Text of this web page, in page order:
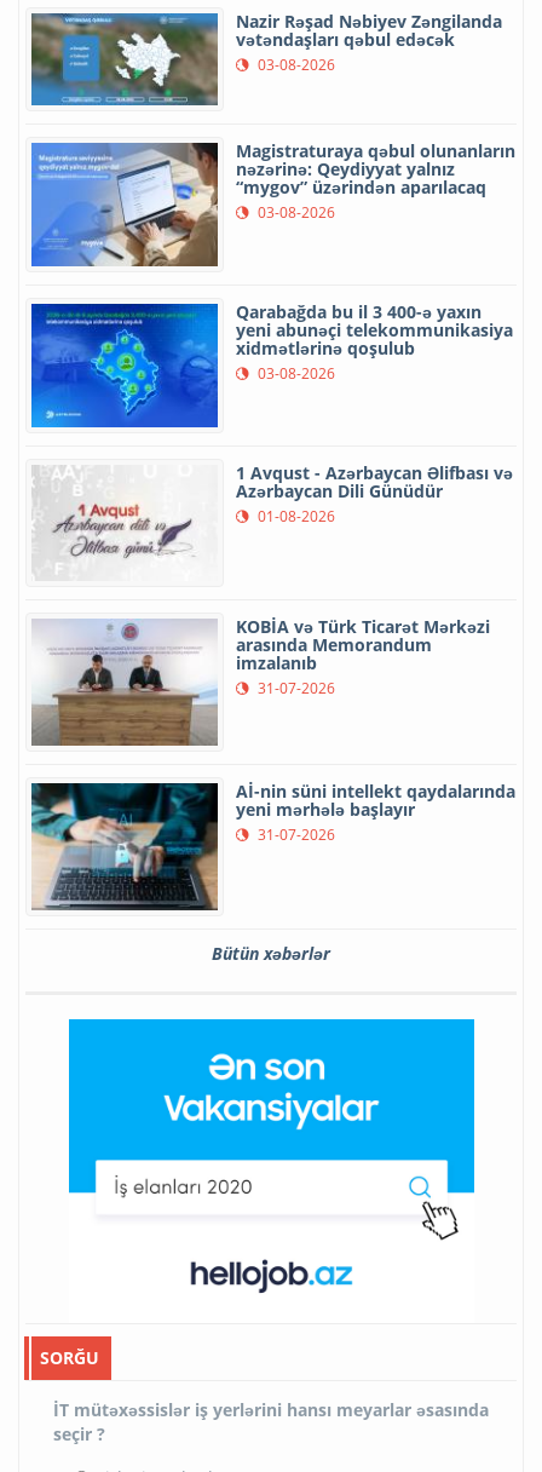
Nazir Rəşad Nəbiyev Zəngilanda
vətəndaşları qəbul edəcək
03-08-2026
Magistraturaya qəbul olunanların
nəzərinə: Qeydiyyat yalnız
“mygov” üzərindən aparılacaq
03-08-2026
Qarabağda bu il 3 400-ə yaxın
yeni abunəçi telekommunikasiya
xidmətlərinə qoşulub
03-08-2026
1 Avqust - Azərbaycan Əlifbası və
Azərbaycan Dili Günüdür
01-08-2026
KOBİA və Türk Ticarət Mərkəzi
arasında Memorandum
imzalanıb
31-07-2026
Aİ-nin süni intellekt qaydalarında
yeni mərhələ başlayır
31-07-2026
Bütün xəbərlər
SORĞU
İT mütəxəssislər iş yerlərini hansı meyarlar əsasında
seçir ?